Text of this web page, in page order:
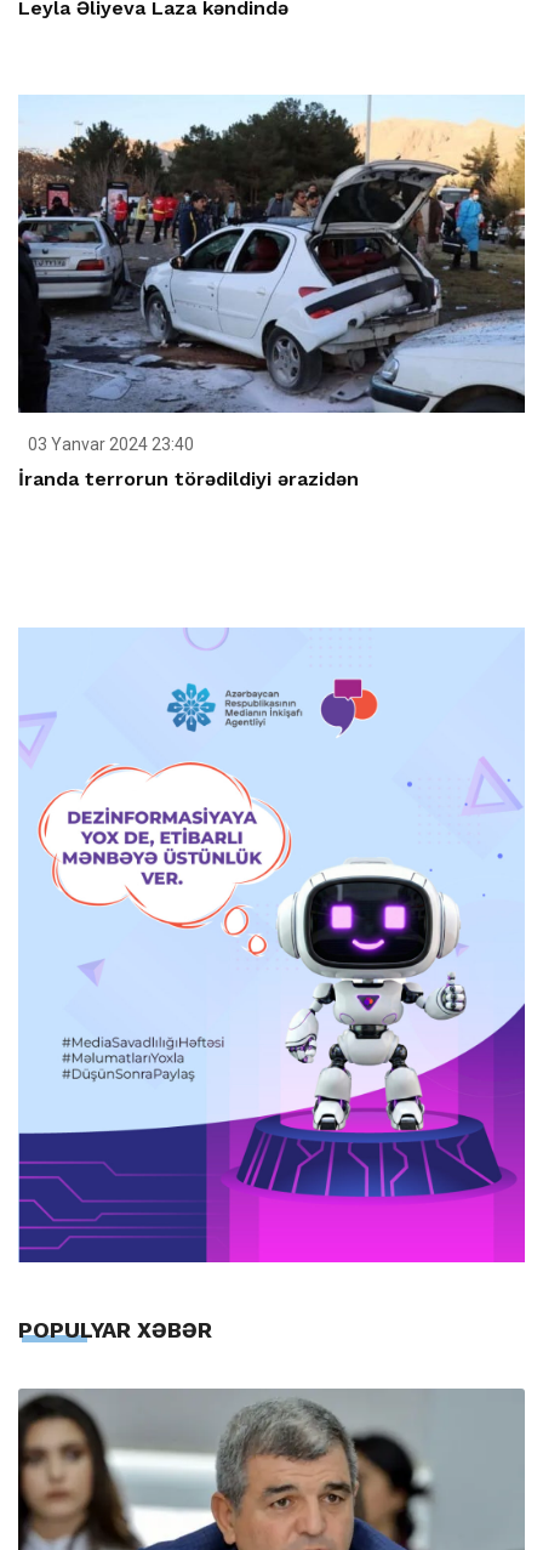
Leyla Əliyeva Laza kəndində
03 Yanvar 2024 23:40
İranda terrorun törədildiyi ərazidən
POPULYAR XƏBƏR